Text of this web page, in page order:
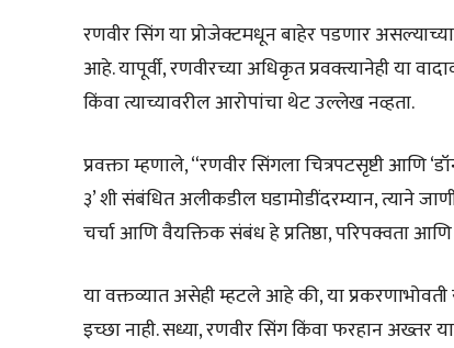
रणवीर सिंग या प्रोजेक्टमधून बाहेर पडणार
आहे. यापूर्वी, रणवीरच्या अधिकृत प्रवक्त्यानेही या
किंवा त्याच्यावरील आरोपांचा थेट उल्लेख नव्हता.
प्रवक्ता म्हणाले, “रणवीर सिंगला चित्रपटसृष्टी आणि
३’ शी संबंधित अलीकडील घडामोडींदरम्यान, त्याने
चर्चा आणि वैयक्तिक संबंध हे प्रतिष्ठा, परिपक्वता
या वक्तव्यात असेही म्हटले आहे की, या
इच्छा नाही. सध्या, रणवीर सिंग किंवा फरहान अख्तर